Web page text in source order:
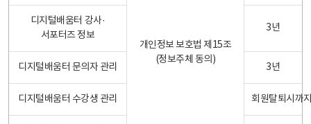
개인정보 보호법 제15조
(정보주체 동의)
디지털배움터 강사·
서포터즈 정보
3년
디지털배움터 문의자 관리 3년
디지털배움터 수강생 관리 회원탈퇴시까